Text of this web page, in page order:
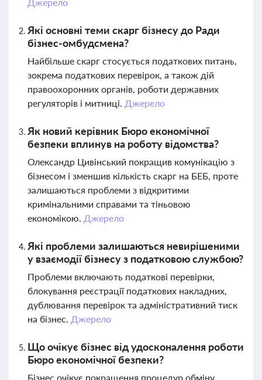
Які основні теми скарг бізнесу до Ради
бізнес-омбудсмена?
Найбільше скарг стосується податкових питань,
зокрема податкових перевірок, а також дій
правоохоронних органів, роботи державних
регуляторів і митниці. Джерело
Як новий керівник Бюро економічної
безпеки вплинув на роботу відомства?
Олександр Цивінський покращив комунікацію з
бізнесом і зменшив кількість скарг на БЕБ, проте
залишаються проблеми з відкритими
кримінальними справами та тіньовою
економікою. Джерело
Які проблеми залишаються невирішеними
у взаємодії бізнесу з податковою службою?
Проблеми включають податкові перевірки,
блокування реєстрації податкових накладних,
дублювання перевірок та адміністративний тиск
на бізнес. Джерело
Що очікує бізнес від удосконалення роботи
Бюро економічної безпеки?
Бізнес очікує покращення процедур обміну